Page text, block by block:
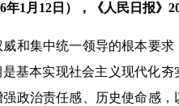
1月12日），《人民日报》
和集中统一领导的根本要求
基本实现社会主义现代化夯
政治责任感、历史使命感，